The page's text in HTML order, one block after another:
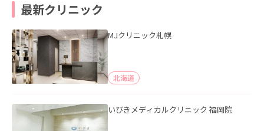
最新クリニック
MJクリニック札幌
北海道
いびきメディカルクリニック 福岡院